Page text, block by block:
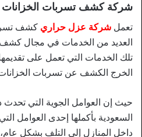
شركة كشف تسربات الخزانات
تعمل شركة عزل حراري كشف
العديد من الخدمات في مجال
تلك الخدمات التي تعمل على
الخرج الكشف عن تسربات
حيث إن العوامل الجوية التي تحدث
السعودية بأكملها إحدى العوامل
داخل المنازل إلى التلف بشكل